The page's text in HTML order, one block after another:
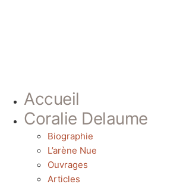
Accueil
Coralie Delaume
Biographie
L’arène Nue
Ouvrages
Articles